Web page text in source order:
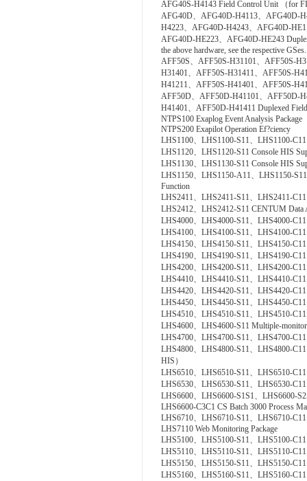
AFG40S-H4143 Field Control Unit （for
AFG40D、AFG40D-H4113、AFG40D-
H4223、AFG40D-H4243、AFG40D-
AFG40D-HE223、AFG40D-HE243
the above hardware, see the respective GSes.
AFF50S、AFF50S-H31101、AFF50S-
H31401、AFF50S-H31411、AFF50S-
H41211、AFF50S-H41401、AFF50S-
AFF50D、AFF50D-H41101、AFF50D-
H41401、AFF50D-H41411 Duplexed
NTPS100 Exaplog Event Analysis Package
NTPS200 Exapilot Operation Ef?ciency
LHS1100、LHS1100-S11、LHS1100-
LHS1120、LHS1120-S11 Console HIS
LHS1130、LHS1130-S11 Console HIS
LHS1150、LHS1150-A11、LHS1150-
Function
LHS2411、LHS2411-S11、LHS2411-
LHS2412、LHS2412-S11 CENTUM Data
LHS4000、LHS4000-S11、LHS4000-
LHS4100、LHS4100-S11、LHS4100-C11
LHS4150、LHS4150-S11、LHS4150-C11
LHS4190、LHS4190-S11、LHS4190-C11
LHS4200、LHS4200-S11、LHS4200-
LHS4410、LHS4410-S11、LHS4410-
LHS4420、LHS4420-S11、LHS4420-C11
LHS4450、LHS4450-S11、LHS4450-
LHS4510、LHS4510-S11、LHS4510-C11
LHS4600、LHS4600-S11 Multiple-monitor
LHS4700、LHS4700-S11、LHS4700-C11
LHS4800、LHS4800-S11、LHS4800-
HIS）
LHS6510、LHS6510-S11、LHS6510-C11
LHS6530、LHS6530-S11、LHS6530-C11
LHS6600、LHS6600-S1S1、LHS6600-
LHS6600-C3C1 CS Batch 3000 Process
LHS6710、LHS6710-S11、LHS6710-
LHS7110 Web Monitoring Package
LHS5100、LHS5100-S11、LHS5100-
LHS5110、LHS5110-S11、LHS5110-C11
LHS5150、LHS5150-S11、LHS5150-
LHS5160、LHS5160-S11、LHS5160-